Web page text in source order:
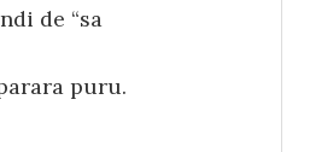
de “sa
puru.